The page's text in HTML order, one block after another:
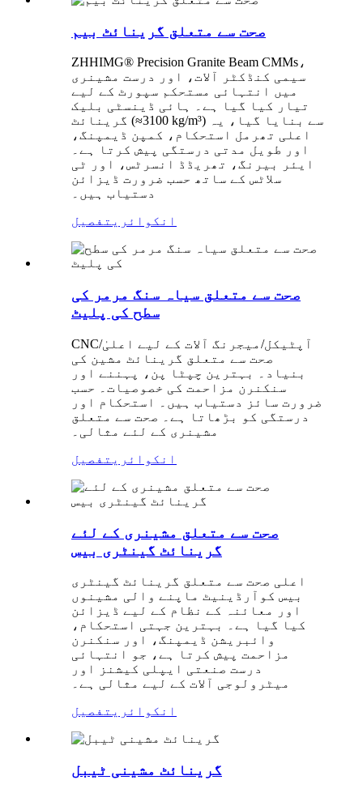
صحت سے متعلق گرینائٹ بیم
ZHHIMG® Precision Granite Beam CMMs،
سیمی کنڈکٹر آلات، اور درست مشینری
میں انتہائی مستحکم سپورٹ کے لیے
تیار کیا گیا ہے۔ ہائی ڈینسٹی بلیک
گرینائٹ (≈3100 kg/m³) سے بنایا گیا، یہ
اعلی تھرمل استحکام، کمپن ڈیمپنگ،
اور طویل مدتی درستگی پیش کرتا ہے۔
ایئر بیرنگ، تھریڈڈ انسرٹس، اور ٹی
سلاٹس کے ساتھ حسب ضرورت ڈیزائن
دستیاب ہیں۔
انکوائریتفصیل
صحت سے متعلق سیاہ سنگ مرمر کی
سطح کی پلیٹ
CNC/آپٹیکل/میجرنگ آلات کے لیے اعلیٰ
صحت سے متعلق گرینائٹ مشین کی
بنیاد۔ بہترین چپٹا پن، پہننے اور
سنکنرن مزاحمت کی خصوصیات۔ حسب
ضرورت سائز دستیاب ہیں۔ استحکام اور
درستگی کو بڑھاتا ہے۔ صحت سے متعلق
مشینری کے لئے مثالی۔
انکوائری تفصیل
صحت سے متعلق مشینری کے لئے
گرینائٹ گینٹری بیس
اعلی صحت سے متعلق گرینائٹ گینٹری
بیس کوآرڈینیٹ ماپنے والی مشینوں
اور معائنہ کے نظام کے لیے ڈیزائن
کیا گیا ہے۔ بہترین جہتی استحکام،
وائبریشن ڈیمپنگ، اور سنکنرن
مزاحمت پیش کرتا ہے، جو انتہائی
درست صنعتی ایپلی کیشنز اور
میٹرولوجی آلات کے لیے مثالی ہے۔
انکوائری تفصیل
گرینائٹ مشینی ٹیبل